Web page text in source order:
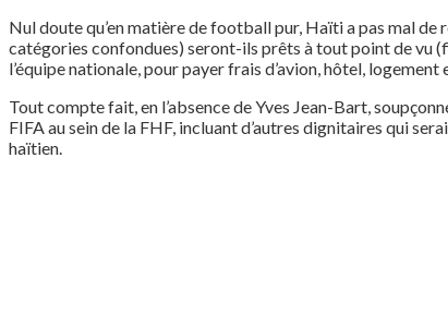
Nul doute qu’en matière de football pur, Haïti a pas mal
catégories confondues) seront-ils prêts à tout point de vu
l’équipe nationale, pour payer frais d’avion, hôtel,
Tout compte fait, en l’absence de Yves Jean-Bart,
FIFA au sein de la FHF, incluant d’autres dignitaires qui
haïtien.